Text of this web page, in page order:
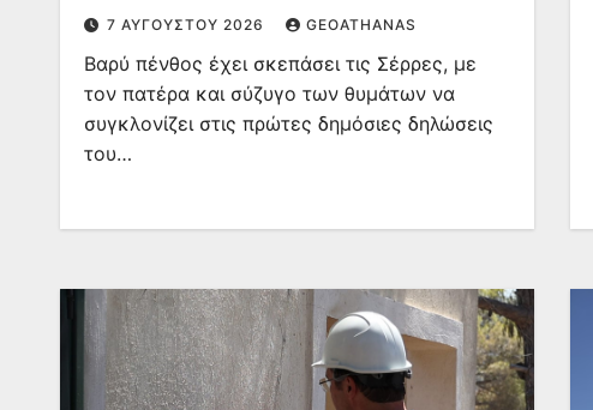
7 ΑΥΓΟΎΣΤΟΥ 2026 GEOATHANAS
Βαρύ πένθος έχει σκεπάσει τις Σέρρες, με
τον πατέρα και σύζυγο των θυμάτων να
συγκλονίζει στις πρώτες δημόσιες δηλώσεις
του…